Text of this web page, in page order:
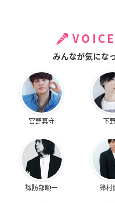
みんなが気にな
宮野真守 下
諏訪部順一 鈴村